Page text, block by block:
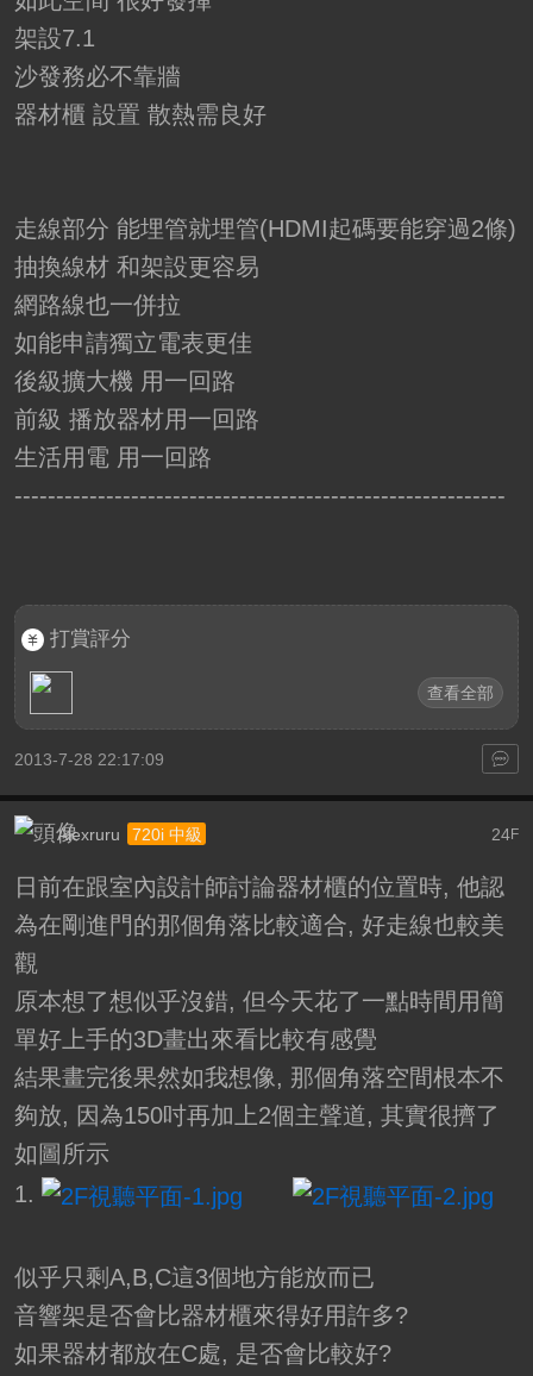
架設7.1
沙發務必不靠牆
器材櫃 設置 散熱需良好
走線部分 能埋管就埋管(HDMI起碼要能穿過2條)
抽換線材 和架設更容易
網路線也一併拉
如能申請獨立電表更佳
後級擴大機 用一回路
前級 播放器材用一回路
生活用電 用一回路
-----------------------------------------------------------
打賞評分
查看全部
2013-7-28 22:17:09
24F
Alexruru 720i 中級
日前在跟室內設計師討論器材櫃的位置時, 他認
為在剛進門的那個角落比較適合, 好走線也較美
觀
原本想了想似乎沒錯, 但今天花了一點時間用簡
單好上手的3D畫出來看比較有感覺
結果畫完後果然如我想像, 那個角落空間根本不
夠放, 因為150吋再加上2個主聲道, 其實很擠了
如圖所示
1.
似乎只剩A,B,C這3個地方能放而已
音響架是否會比器材櫃來得好用許多?
如果器材都放在C處, 是否會比較好?